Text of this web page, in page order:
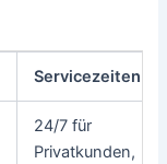
Servicezeiten
24/7 für
Privatkunden,